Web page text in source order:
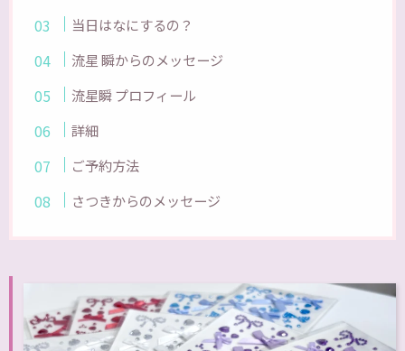
当日はなにするの？
流星 瞬からのメッセージ
流星瞬 プロフィール
詳細
ご予約方法
さつきからのメッセージ